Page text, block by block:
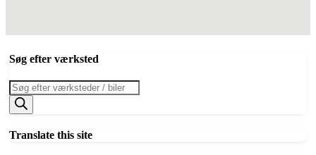
Søg efter værksted
Products
search
Translate this site